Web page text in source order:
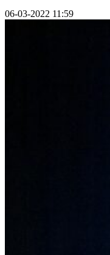
06-03-2022 11:59